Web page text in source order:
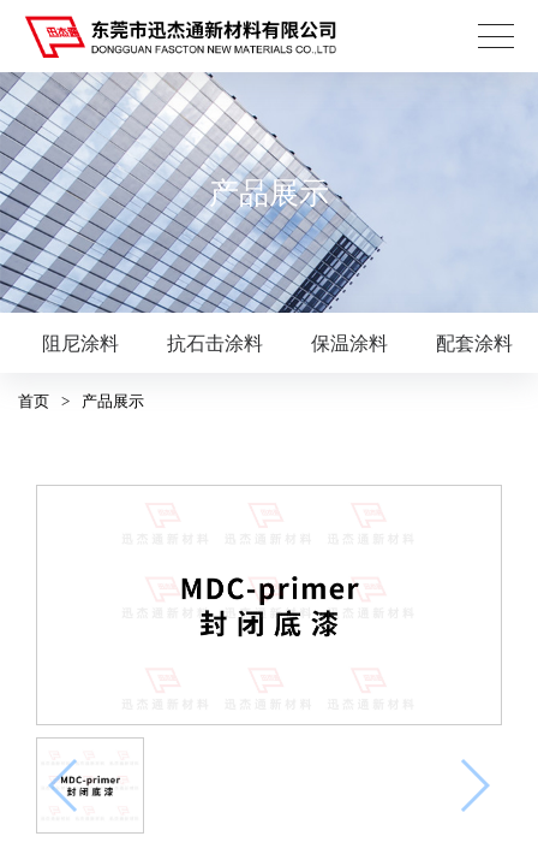
产品展示
阻尼涂料 抗石击涂料 保温涂料 配套涂料
首页 > 产品展示